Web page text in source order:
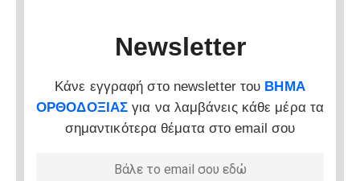
Newsletter
Κάνε εγγραφή στο newsletter του ΒΗΜΑ
ΟΡΘΟΔΟΞΙΑΣ για να λαμβάνεις κάθε μέρα τα
σημαντικότερα θέματα στο email σου